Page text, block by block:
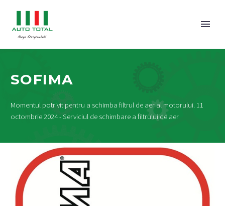
SOFIMA
Momentul potrivit pentru a schimba filtrul de aer al motorului. 11
octombrie 2024 - Serviciul de schimbare a filtrului de aer